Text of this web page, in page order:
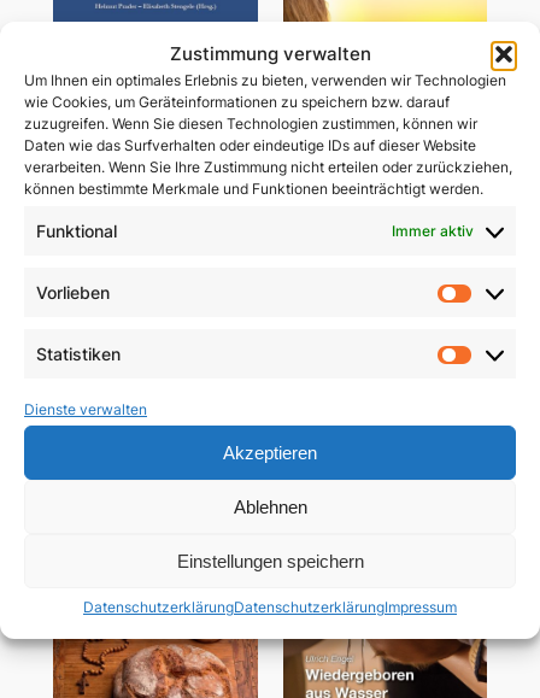
Zustimmung verwalten
Um Ihnen ein optimales Erlebnis zu bieten, verwenden wir Technologien
wie Cookies, um Geräteinformationen zu speichern bzw. darauf
zuzugreifen. Wenn Sie diesen Technologien zustimmen, können wir
Daten wie das Surfverhalten oder eindeutige IDs auf dieser Website
verarbeiten. Wenn Sie Ihre Zustimmung nicht erteilen oder zurückziehen,
können bestimmte Merkmale und Funktionen beeinträchtigt werden.
Funktional Immer aktiv
Vorlieben
Statistiken
Dienste verwalten
Akzeptieren
Ablehnen
Einstellungen speichern
DatenschutzerklärungDatenschutzerklärungImpressum
Ein Leben für das